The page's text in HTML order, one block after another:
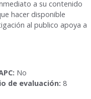
a su contenido
hacer disponible
al publico apoya a
No
de evaluación: 8